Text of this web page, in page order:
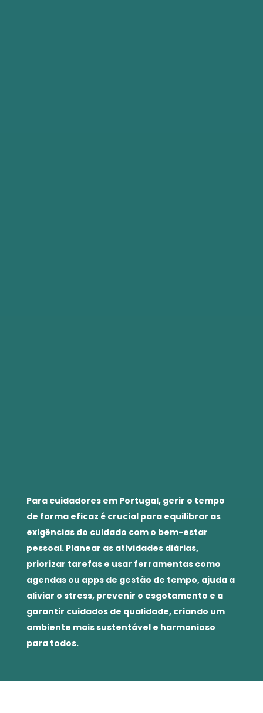
Para cuidadores em Portugal, gerir o tempo
de forma eficaz é crucial para equilibrar as
exigências do cuidado com o bem-estar
pessoal. Planear as atividades diárias,
priorizar tarefas e usar ferramentas como
agendas ou apps de gestão de tempo, ajuda a
aliviar o stress, prevenir o esgotamento e a
garantir cuidados de qualidade, criando um
ambiente mais sustentável e harmonioso
para todos.